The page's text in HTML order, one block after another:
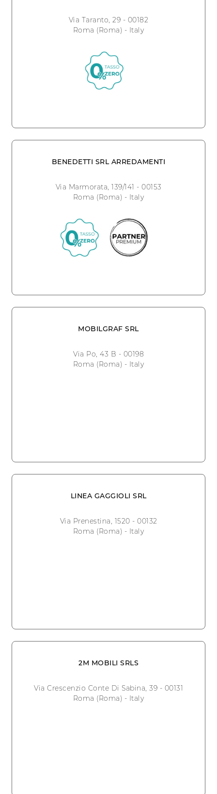
Via Taranto, 29 - 00182
Roma (Roma) - Italy
BENEDETTI SRL ARREDAMENTI
Via Marmorata, 139/141 - 00153
Roma (Roma) - Italy
MOBILGRAF SRL
Via Po, 43 B - 00198
Roma (Roma) - Italy
LINEA GAGGIOLI SRL
Via Prenestina, 1520 - 00132
Roma (Roma) - Italy
2M MOBILI SRLS
Via Crescenzio Conte Di Sabina, 39 - 00131
Roma (Roma) - Italy